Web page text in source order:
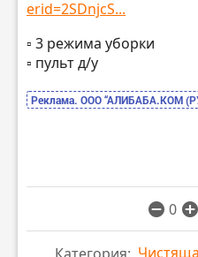
erid=2SDnjcS...
▫️ 3 режима уборки
▫️ пульт д/у
Реклама. ООО “АЛИБАБА.КОМ
0